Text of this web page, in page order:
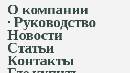
О компании
∙ Руководство
Новости
Статьи
Контакты